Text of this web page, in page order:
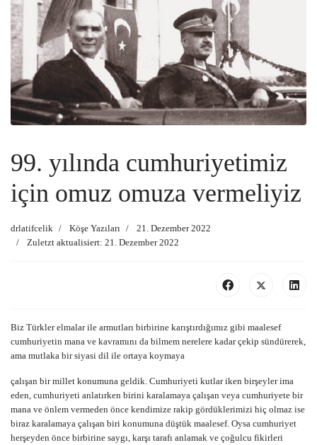
99. yılında cumhuriyetimiz
için omuz omuza vermeliyiz
drlatifcelik Köşe Yazıları
21. Dezember 2022
Zuletzt aktualisiert: 21. Dezember 2022
Biz Türkler elmalar ile armutları birbirine karıştırdığımız gibi maalesef
cumhuriyetin mana ve kavramını da bilmem nerelere kadar çekip sündürerek,
ama mutlaka bir siyasi dil ile ortaya koymaya
çalışan bir millet konumuna geldik. Cumhuriyeti kutlar iken birşeyler ima
eden, cumhuriyeti anlatırken birini karalamaya çalışan veya cumhuriyete bir
mana ve önlem vermeden önce kendimize rakip gördüklerimizi hiç olmaz ise
biraz karalamaya çalışan biri konumuna düştük maalesef. Oysa cumhuriyet
herşeyden önce birbirine saygı, karşı tarafı anlamak ve çoğulcu fikirleri